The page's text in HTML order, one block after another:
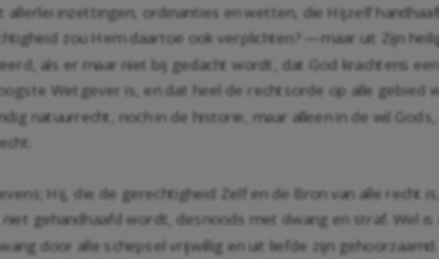
inzettingen, ordinanties en wetten, die Hijzelf
zou Hem daartoe ook verplichten? —maar uit Zijn
als er maar niet bij gedacht wordt, dat God krachtens
Wetgever is, en dat heel de rechtsorde op alle gebied
natuurrecht, noch in de historie, maar alleen in de wil
Hij, die de gerechtigheid Zelf en de Bron van alle recht
gehandhaafd wordt, desnoods met dwang en straf. Wel
door alle schepsel vrijwillig en uit liefde zijn